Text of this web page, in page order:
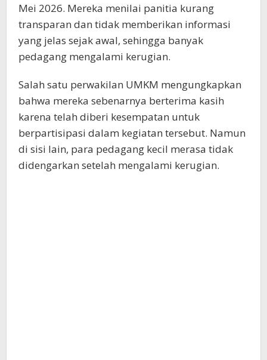
Mei 2026. Mereka menilai panitia kurang
transparan dan tidak memberikan informasi
yang jelas sejak awal, sehingga banyak
pedagang mengalami kerugian.
Salah satu perwakilan UMKM mengungkapkan
bahwa mereka sebenarnya berterima kasih
karena telah diberi kesempatan untuk
berpartisipasi dalam kegiatan tersebut. Namun
di sisi lain, para pedagang kecil merasa tidak
didengarkan setelah mengalami kerugian.